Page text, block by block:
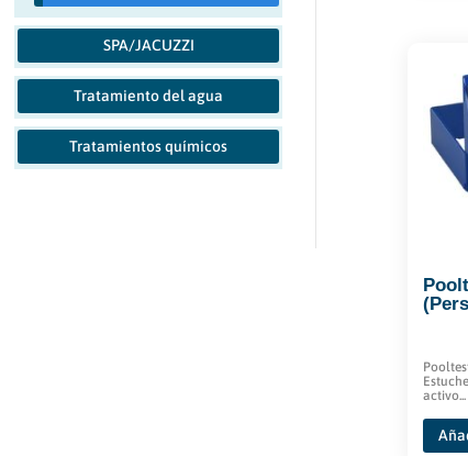
SPA/JACUZZI
Tratamiento del agua
Tratamientos químicos
activo...